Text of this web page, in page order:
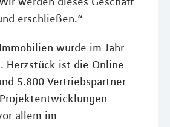
erschließen.“
wurde im Jahr
Herzstück ist die Online-
5.800 Vertriebspartner
allem im